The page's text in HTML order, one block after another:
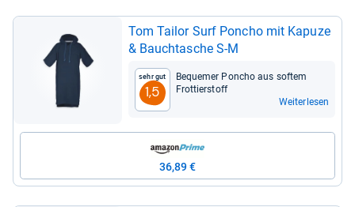
Tom Tai­lor Surf Pon­cho mit Kapuze
& Bauchta­sche S-​M
Sehr gut
1,5
Beque­mer Pon­cho aus sof­tem
Frot­tier­stoff
Weiterlesen
36,89 €